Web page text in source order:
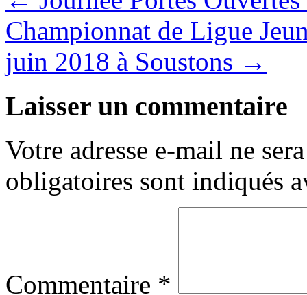
Championnat de Ligue
juin 2018 à Soustons →
Laisser un commentaire
Votre adresse e-mail ne
obligatoires sont indiqués
Commentaire *